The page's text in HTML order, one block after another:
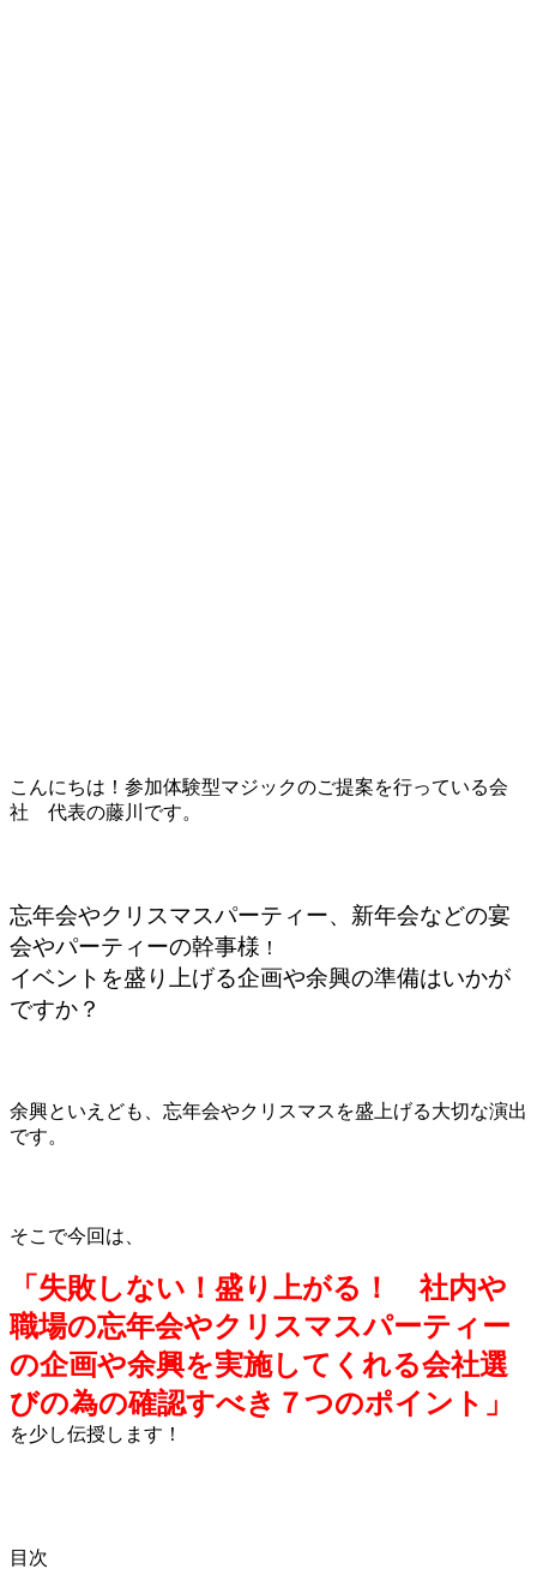
こんにちは！参加体験型マジックのご提案を行っている会
社 代表の藤川です。
忘年会やクリスマスパーティー、新年会などの宴
会やパーティーの幹事様 ！
イベントを盛り上げる企画や余興の準備はいかが
ですか？
余興といえども、忘年会やクリスマスを盛上げる大切な演出
です。
そこで今回は、
「失敗しない！盛り上がる！ 社内や
職場の忘年会やクリスマスパーティー
の企画や余興を実施してくれる会社選
びの為の確認すべき７つのポイント」
を少し伝授します！
目次